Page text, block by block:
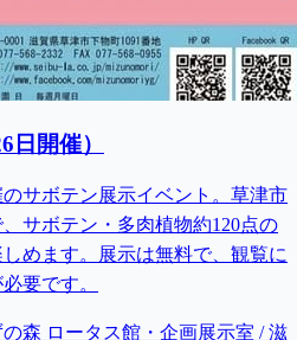
開催）
サボテン展示イベント。草津市
サボテン・多肉植物約120点の
めます。展示は無料で、観覧に
要です。
森 ロータス館・企画展示室 / 滋